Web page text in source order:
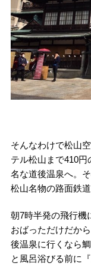
そんなわけで松山
テル松山まで410
名な道後温泉へ。
松山名物の路面鉄
朝7時半発の飛行機
おばっただけだか
後温泉に行くなら
と風呂浴びる前に